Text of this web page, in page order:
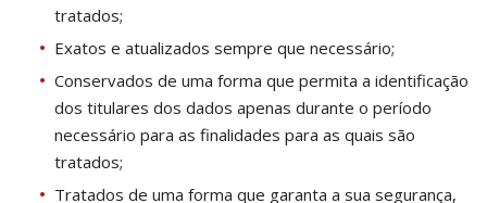
tratados;
Exatos e atualizados sempre que necessário;
Conservados de uma forma que permita a identificação
dos titulares dos dados apenas durante o período
necessário para as finalidades para as quais são
tratados;
Tratados de uma forma que garanta a sua segurança,